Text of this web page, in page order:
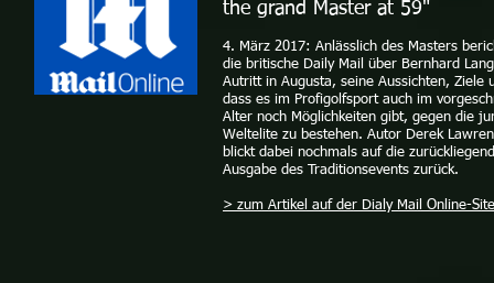
the grand Master at 59"
4. März 2017: Anlässlich des Masters
die britische Daily Mail über Bernhard
Autritt in Augusta, seine Aussichten, Ziele
dass es im Profigolfsport auch im
Alter noch Möglichkeiten gibt, gegen die
Weltelite zu bestehen. Autor Derek
blickt dabei nochmals auf die
Ausgabe des Traditionsevents zurück.
> zum Artikel auf der Dialy Mail Online-Site